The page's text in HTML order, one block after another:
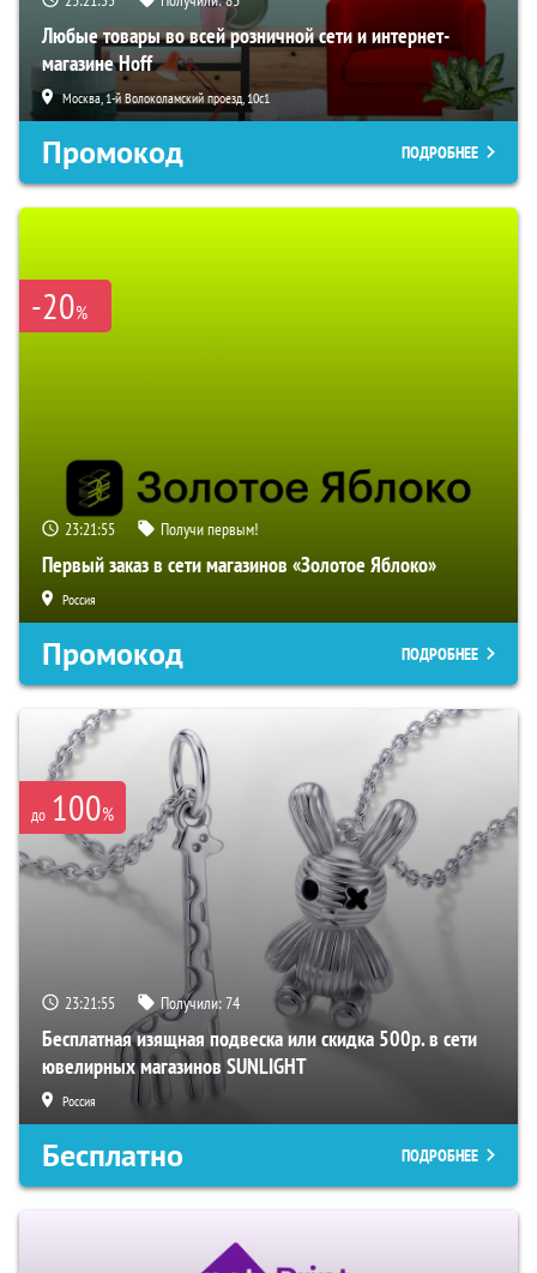
Любые товары во всей розничной сети и интернет-
магазине Hoff
Москва, 1-й Волоколамский проезд, 10с1
Промокод ПОДРОБНЕЕ
-20%
23:21:54 Получи первым!
Первый заказ в сети магазинов «Золотое Яблоко»
Россия
Промокод ПОДРОБНЕЕ
до 100%
23:21:54 Получили:74
Бесплатная изящная подвеска или скидка 500р. в сети
ювелирных магазинов SUNLIGHT
Россия
Бесплатно ПОДРОБНЕЕ